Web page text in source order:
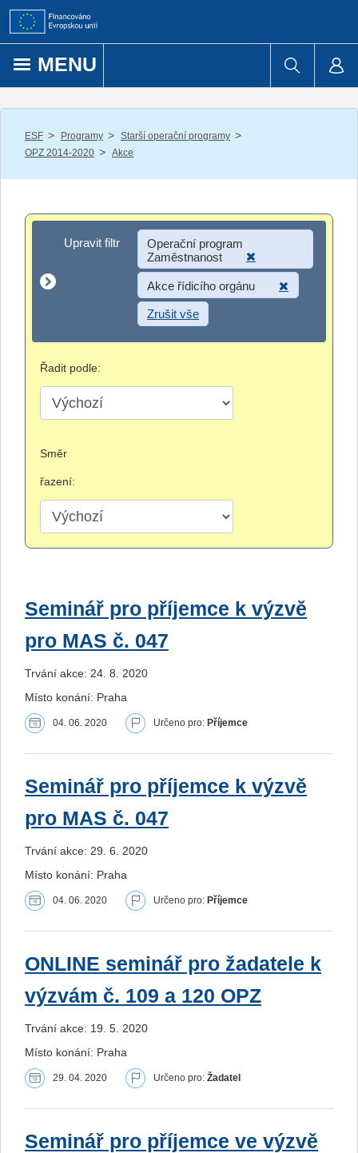
Přejít k obsahu
MENU
ESF / Programy / Starší operační programy /
OPZ 2014-2020 / Akce
Upravit filtr
Upravit filtr
Operační program
Zaměstnanost
Akce řídicího orgánu
Zrušit vše
Řadit podle:
Směr
řazení:
Seminář pro příjemce k výzvě
pro MAS č. 047
Trvání akce: 24. 8. 2020
Místo konání: Praha
04. 06. 2020 Určeno pro: Příjemce
Seminář pro příjemce k výzvě
pro MAS č. 047
Trvání akce: 29. 6. 2020
Místo konání: Praha
04. 06. 2020 Určeno pro: Příjemce
ONLINE seminář pro žadatele k
výzvám č. 109 a 120 OPZ
Trvání akce: 19. 5. 2020
Místo konání: Praha
29. 04. 2020 Určeno pro: Žadatel
Seminář pro příjemce ve výzvě